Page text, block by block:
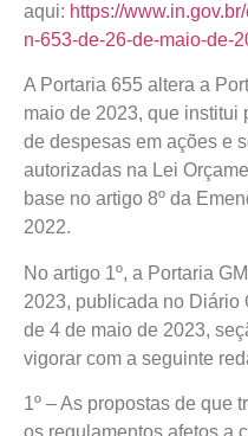
aqui: https://
n-653-de-26-de-maio-de-
A Portaria 655 altera a
maio de 2023, que institui
de despesas em ações e
autorizadas na Lei
base no artigo 8º da
2022.
No artigo 1º, a Portaria
2023, publicada no Diário
de 4 de maio de 2023,
vigorar com a seguinte
1º – As propostas de que